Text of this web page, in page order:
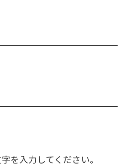
を入力してください。